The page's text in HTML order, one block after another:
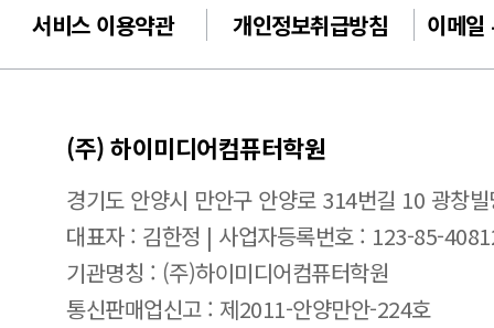
서비스 이용약관 개인정보취급방침 이메일
(주) 하이미디어컴퓨터학원
경기도 안양시 만안구 안양로 314번길 10 광창
대표자 : 김한정 | 사업자등록번호 : 123-85-
기관명칭 : (주)하이미디어컴퓨터학원
통신판매업신고 : 제2011-안양만안-224호